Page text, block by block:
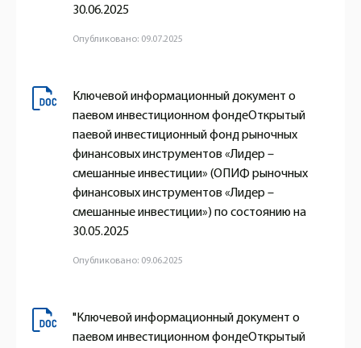
30.06.2025
Опубликовано: 09.07.2025
Ключевой информационный документ о
паевом инвестиционном фондеОткрытый
паевой инвестиционный фонд рыночных
финансовых инструментов «Лидер –
смешанные инвестиции» (ОПИФ рыночных
финансовых инструментов «Лидер –
смешанные инвестиции») по состоянию на
30.05.2025
Опубликовано: 09.06.2025
"Ключевой информационный документ о
паевом инвестиционном фондеОткрытый